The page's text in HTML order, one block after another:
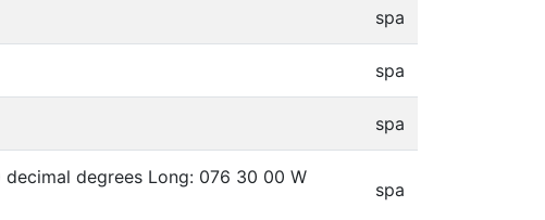
spa
spa
spa
degrees Long: 076 30 00 W
spa